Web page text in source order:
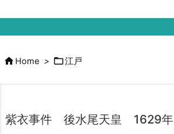
 Home > 江戸
紫衣事件 後水尾天皇 1629年